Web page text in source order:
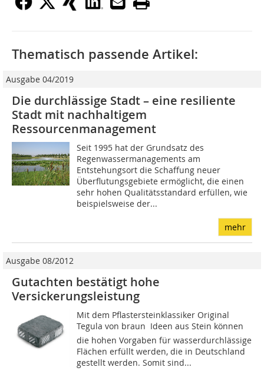
Thematisch passende Artikel:
Ausgabe 04/2019
Die durchlässige Stadt – eine resiliente
Stadt mit nachhaltigem
Ressourcenmanagement
Seit 1995 hat der Grundsatz des
Regenwassermanagements am
Entstehungsort die Schaffung neuer
Überflutungsgebiete ermöglicht, die einen
sehr hohen Qualitätsstandard erfüllen, wie
beispielsweise der...
mehr
Ausgabe 08/2012
Gutachten bestätigt hohe
Versickerungsleistung
Mit dem Pflastersteinklassiker Original
Tegula von braun  Ideen aus Stein können
die hohen Vorgaben für wasserdurchlässige
Flächen erfüllt werden, die in Deutschland
gestellt werden. Somit sind...